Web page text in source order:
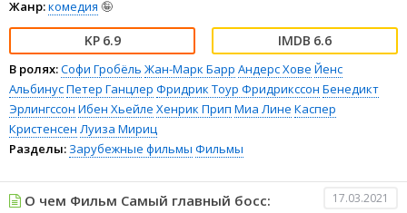
Жанр:комедия 🤪
6.9 6.6
В ролях:Софи Гробёль Жан-Марк Барр Андерс Хове Йенс
АльбинусПетер Ганцлер Фридрик Тоур Фридрикссон Бенедикт
Эрлингссон Ибен Хьейле Хенрик Прип Миа Лине Каспер
Кристенсен Луиза Мириц
Разделы: Зарубежные фильмы Фильмы
О чем Фильм Самый главный босс: 17.03.2021